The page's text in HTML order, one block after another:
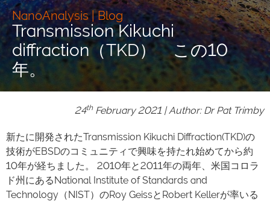
ニュース
イベント
お問い合わせ
NanoAnalysis | Blog
Transmission Kikuchi
diffraction（TKD） この10
年。
24thFebruary 2021 | Author: Dr Pat Trimby
新たに開発されたTransmission Kikuchi Diffraction(TKD)の
技術がEBSDのコミュニティで興味を持たれ始めてから約
10年が経ちました。 2010年と2011年の両年、米国コロラ
ド州にあるNational Institute of Standards and
Technology（NIST）のRoy GeissとRobert Kellerが率いる